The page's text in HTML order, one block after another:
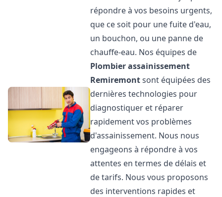
répondre à vos besoins urgents,
que ce soit pour une fuite d'eau,
un bouchon, ou une panne de
chauffe-eau. Nos équipes de
Plombier assainissement
Remiremontsont équipées des
dernières technologies pour
diagnostiquer et réparer
rapidement vos problèmes
d'assainissement. Nous nous
engageons à répondre à vos
attentes en termes de délais et
de tarifs. Nous vous proposons
des interventions rapides et